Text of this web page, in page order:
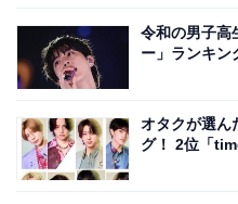
令和の男子高
ー」ランキン
オタクが選ん
グ！ 2位「